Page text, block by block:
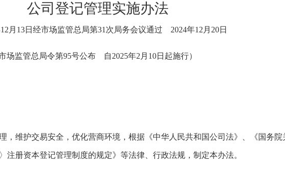
公司登记管理实施办法
12月13日经市场监管总局第31次局务会议通过 2024年12月20日
场监管总局令第95号公布 自2025年2月10日起施行）
，维护交易安全，优化营商环境，根据《中华人民共和国公司法》、《国务院
注册资本登记管理制度的规定》等法律、行政法规，制定本办法。